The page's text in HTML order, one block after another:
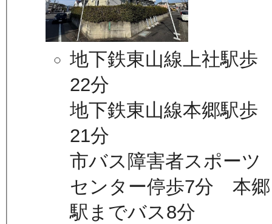
地下鉄東山線上社駅歩
22分
地下鉄東山線本郷駅歩
21分
市バス障害者スポーツ
センター停歩7分 本郷
駅までバス8分